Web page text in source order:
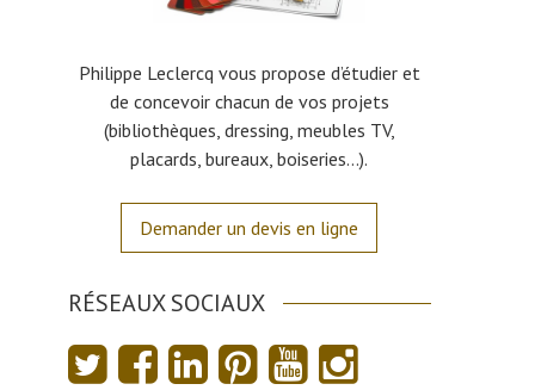
Philippe Leclercq vous propose d’étudier et
de concevoir chacun de vos projets
(bibliothèques, dressing, meubles TV,
placards, bureaux, boiseries…).
Demander un devis en ligne
RÉSEAUX SOCIAUX